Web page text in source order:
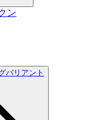
ン
バリアント